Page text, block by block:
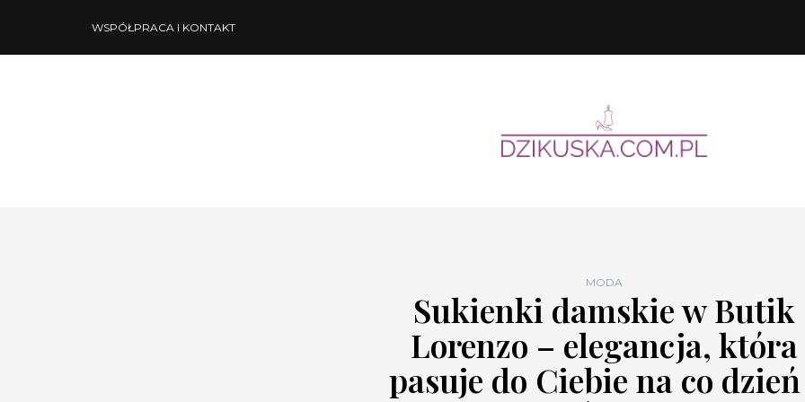
WSPÓŁPRACA I KONTAKT
MODA
Sukienki damskie w Butik
Lorenzo – elegancja, która
pasuje do Ciebie na co